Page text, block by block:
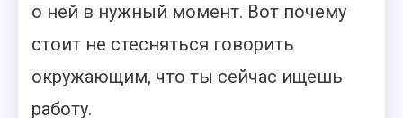
о ней в нужный момент. Вот почему
стоит не стесняться говорить
окружающим, что ты сейчас ищешь
работу.